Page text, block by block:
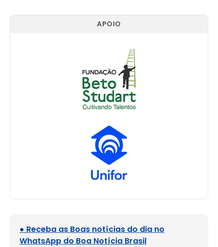
APOIO
● Receba as Boas notícias do dia no
WhatsApp do Boa Notícia Brasil